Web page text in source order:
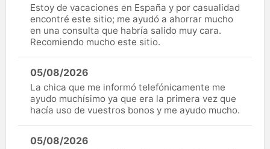
Estoy de vacaciones en España y por casualidad
encontré este sitio; me ayudó a ahorrar mucho
en una consulta que habría salido muy cara.
Recomiendo mucho este sitio.
05/08/2026
La chica que me informó telefónicamente me
ayudo muchísimo ya que era la primera vez que
hacía uso de vuestros bonos y me ayudo mucho.
05/08/2026